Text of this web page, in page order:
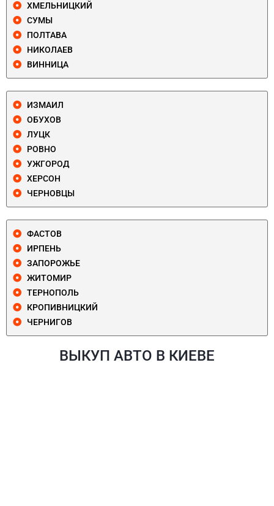
ХМЕЛЬНИЦКИЙ
СУМЫ
ПОЛТАВА
НИКОЛАЕВ
ВИННИЦА
ИЗМАИЛ
ОБУХОВ
ЛУЦК
РОВНО
УЖГОРОД
ХЕРСОН
ЧЕРНОВЦЫ
ФАСТОВ
ИРПЕНЬ
ЗАПОРОЖЬЕ
ЖИТОМИР
ТЕРНОПОЛЬ
КРОПИВНИЦКИЙ
ЧЕРНИГОВ
ВЫКУП АВТО В КИЕВЕ